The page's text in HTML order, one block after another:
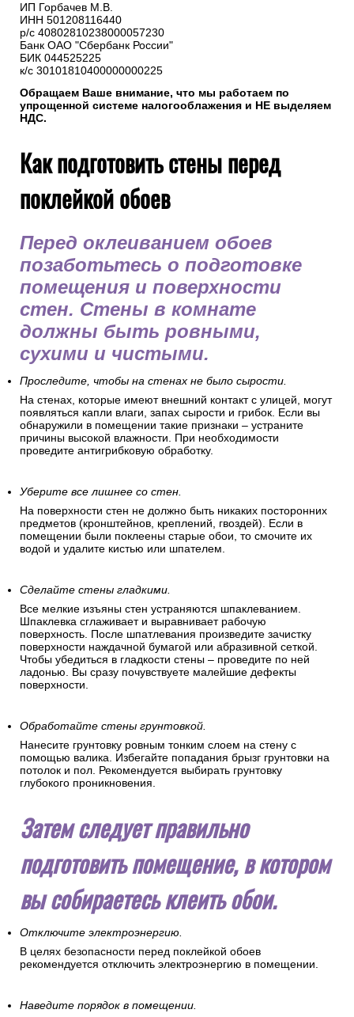
ИП Горбачев М.В.
ИНН 501208116440
р/с 40802810238000057230
Банк ОАО "Сбербанк России"
БИК 044525225
к/с 30101810400000000225
Обращаем Ваше внимание, что мы работаем по
упрощенной системе налогооблажения и НЕ выделяем
НДС.
Как подготовить стены перед
поклейкой обоев
Перед оклеиванием обоев
позаботьтесь о подготовке
помещения и поверхности
стен. Стены в комнате
должны быть ровными,
сухими и чистыми.
Проследите, чтобы на стенах не было сырости.
На стенах, которые имеют внешний контакт с улицей, могут
появляться капли влаги, запах сырости и грибок. Если вы
обнаружили в помещении такие признаки – устраните
причины высокой влажности. При необходимости
проведите антигрибковую обработку.
Уберите все лишнее со стен.
На поверхности стен не должно быть никаких посторонних
предметов (кронштейнов, креплений, гвоздей). Если в
помещении были поклеены старые обои, то смочите их
водой и удалите кистью или шпателем.
Сделайте стены гладкими.
Все мелкие изъяны стен устраняются шпаклеванием.
Шпаклевка сглаживает и выравнивает рабочую
поверхность. После шпатлевания произведите зачистку
поверхности наждачной бумагой или абразивной сеткой.
Чтобы убедиться в гладкости стены – проведите по ней
ладонью. Вы сразу почувствуете малейшие дефекты
поверхности.
Обработайте стены грунтовкой.
Нанесите грунтовку ровным тонким слоем на стену с
помощью валика. Избегайте попадания брызг грунтовки на
потолок и пол. Рекомендуется выбирать грунтовку
глубокого проникновения.
Затем следует правильно
подготовить помещение, в котором
вы собираетесь клеить обои.
Отключите электроэнергию.
В целях безопасности перед поклейкой обоев
рекомендуется отключить электроэнергию в помещении.
Наведите порядок в помещении.